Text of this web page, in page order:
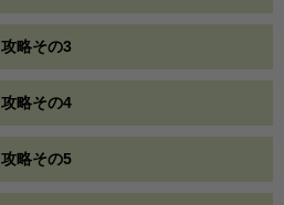
攻略その3
攻略その4
攻略その5